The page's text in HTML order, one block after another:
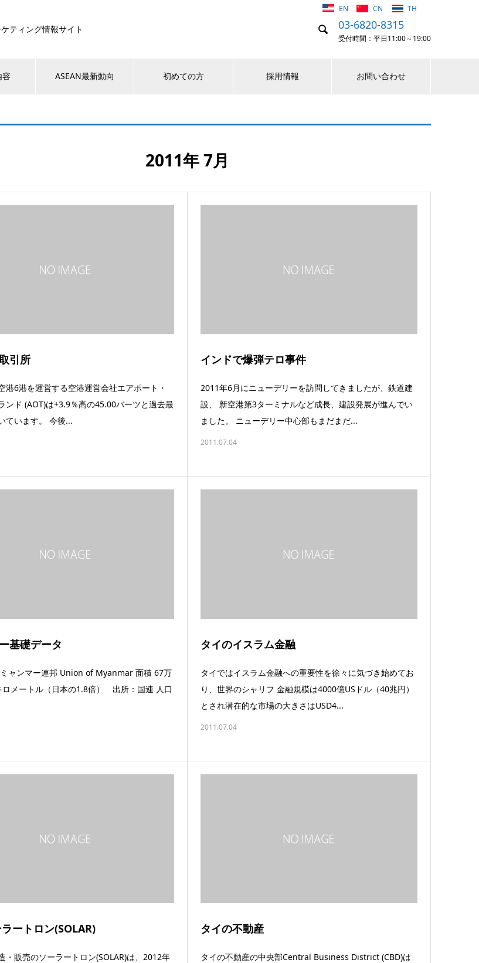
ティング情報サイト  03-6820-8315
受付時間：平日11:00～19:00
EN CN TH
容 ASEAN最新動向 初めての方 採用情報 お問い合わせ
2011年 7月
引所
港6港を運営する空港運営会社エアポート・
ンド (AOT)は+3.9％高の45.00バーツと過去最
ています。 今後...
インドで爆弾テロ事件
2011年6月にニューデリーを訪問してきましたが、鉄道建
設、 新空港第3ターミナルなど成長、建設発展が進んでい
ました。 ニューデリー中心部もまだまだ...
2011.07.04
基礎データ
ャンマー連邦 Union of Myanmar 面積 67万
ロメートル（日本の1.8倍） 出所：国連 人口
タイのイスラム金融
タイではイスラム金融への重要性を徐々に気づき始めてお
り、世界のシャリフ 金融規模は4000億USドル（40兆円）
とされ潜在的な市場の大きさはUSD4...
2011.07.04
ートロン(SOLAR)
・販売のソーラートロン(SOLAR)は、2012年
タイの不動産
タイの不動産の中央部Central Business District (CBD)は